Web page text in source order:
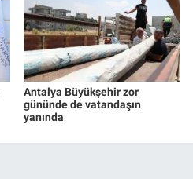
Antalya Büyükşehir zor
gününde de vatandaşın
yanında